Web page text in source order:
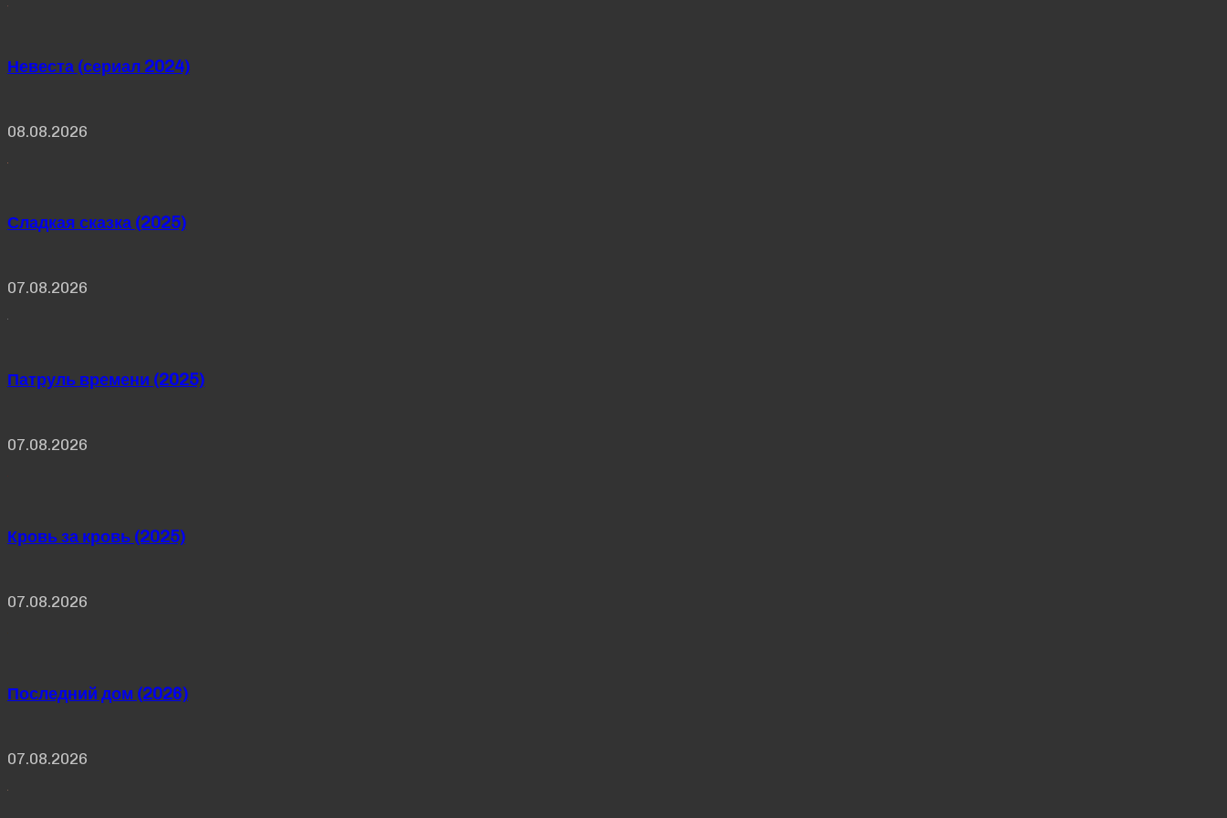
Невеста (сериал 2024)
08.08.2026
Сладкая сказка (2025)
07.08.2026
Патруль времени (2025)
07.08.2026
Кровь за кровь (2025)
07.08.2026
Последний дом (2026)
07.08.2026